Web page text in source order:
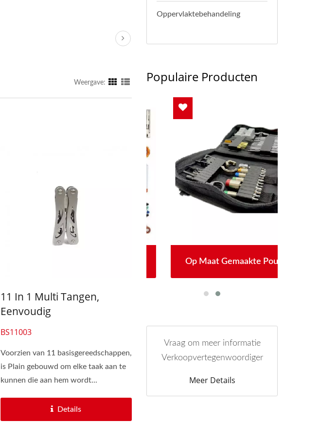
Weergave:
11 In 1 Multi Tangen,
Eenvoudig
BS11003
Voorzien van 11 basisgereedschappen,
is Plain gebouwd om elke taak aan te
kunnen die aan hem wordt...
Details
Oppervlaktebehandeling
Populaire Producten
Op Maat Gemaakte Pouch
Vraag om meer informatie
Verkoopvertegenwoordiger
Meer Details